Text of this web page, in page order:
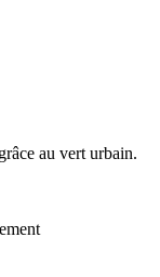
au vert urbain.